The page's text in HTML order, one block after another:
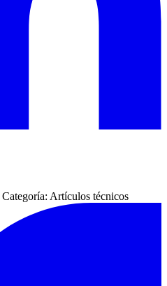
Categoría: Artículos técnicos